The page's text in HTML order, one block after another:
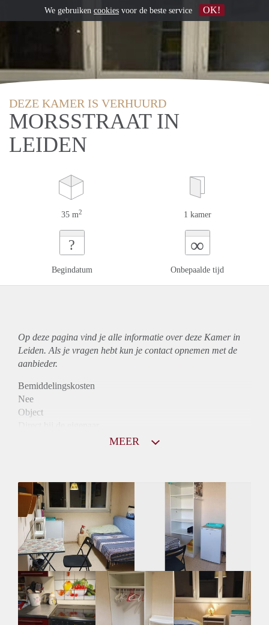
DEZE KAMER IS VERHUURD
MORSSTRAAT IN
LEIDEN
35 m2 1 kamer
?
Begindatum
∞
Onbepaalde tijd
Op deze pagina vind je alle informatie over deze Kamer in
Leiden. Als je vragen hebt kun je contact opnemen met de
aanbieder.
Bemiddelingskosten
Nee
Object
Huurtoeslag
Mogelijk
Inkomen eis
3,1 X Maandhuur Bruto
Huurtermijn
Onbepaalde termijn
Oplevering
Gestoffeerd
MEER
We gebruiken cookies voor de beste service OK!